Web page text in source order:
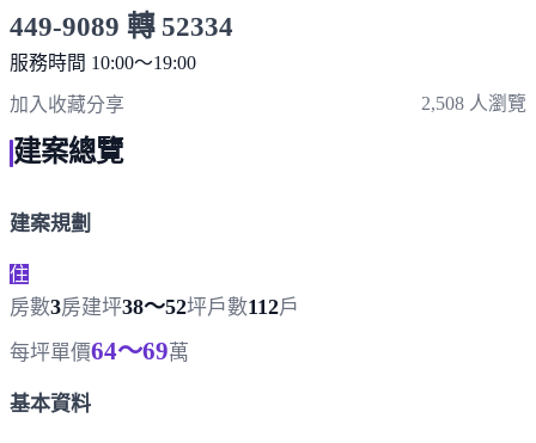
449-9089 轉 52334
服務時間 10:00～19:00
加入收藏分享 2,508 人瀏覽
建案總覽
建案規劃
住
房數3房建坪38～52坪戶數112戶
每坪單價64～69萬
基本資料